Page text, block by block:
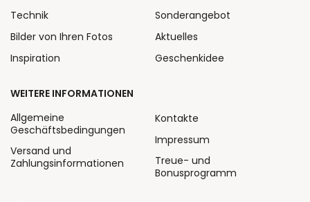
Technik
Bilder von Ihren Fotos
Inspiration
Sonderangebot
Aktuelles
Geschenkidee
WEITERE INFORMATIONEN
Allgemeine
Geschäftsbedingungen
Versand und
Zahlungsinformationen
Kontakte
Impressum
Treue- und
Bonusprogramm